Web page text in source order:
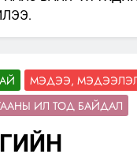
МЭДЭЭ,
ИЛ ТОД БАЙДАЛ